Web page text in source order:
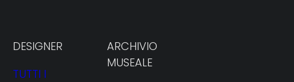
DESIGNER
TUTTI I
ARCHIVIO
MUSEALE